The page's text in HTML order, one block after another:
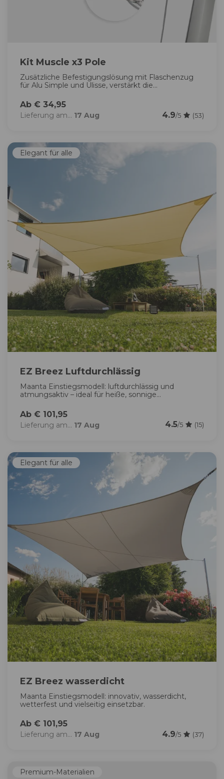
Kit Muscle x3 Pole
Zusätzliche Befestigungslösung mit Flaschenzug
für Alu Simple und Ulisse, verstärkt die...
Ab € 34,95
Lieferung am... 17 Aug 4.9/5 (53)
Elegant für alle
EZ Breez Luftdurchlässig
Maanta Einstiegsmodell: luftdurchlässig und
atmungsaktiv – ideal für heiße, sonnige...
Ab € 101,95
Lieferung am... 17 Aug 4.5/5 (15)
Elegant für alle
EZ Breez wasserdicht
Maanta Einstiegsmodell: innovativ, wasserdicht,
wetterfest und vielseitig einsetzbar.
Ab € 101,95
Lieferung am... 17 Aug 4.9/5 (37)
Premium-Materialien